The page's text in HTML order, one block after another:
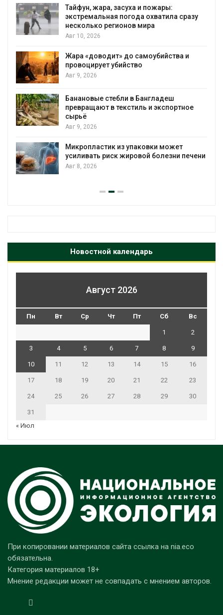
Тайфун, жара, засуха и пожары:
экстремальная погода охватила сразу
несколько регионов мира
Авг 10, 2026
Жара «доводит» до самоубийства и
провоцирует убийство
Авг 9, 2026
Банановые стебли в Бангладеш
превращают в текстиль и экспортное
сырьё
Авг 9, 2026
Микропластик из упаковки может
усиливать риск жировой болезни печени
Авг 8, 2026
Новостной календарь
Август 2026
Пн Вт Ср Чт Пт Сб Вс
1 2
3 4 5 6 7 8 9
10 11 12 13 14 15 16
17 18 19 20 21 22 23
24 25 26 27 28 29 30
31
« Июл
При копировании материалов сайта ссылка на nia.eco
обязательна.
Категория материалов 18+
Мнение редакции может не совпадать с мнением авторов.